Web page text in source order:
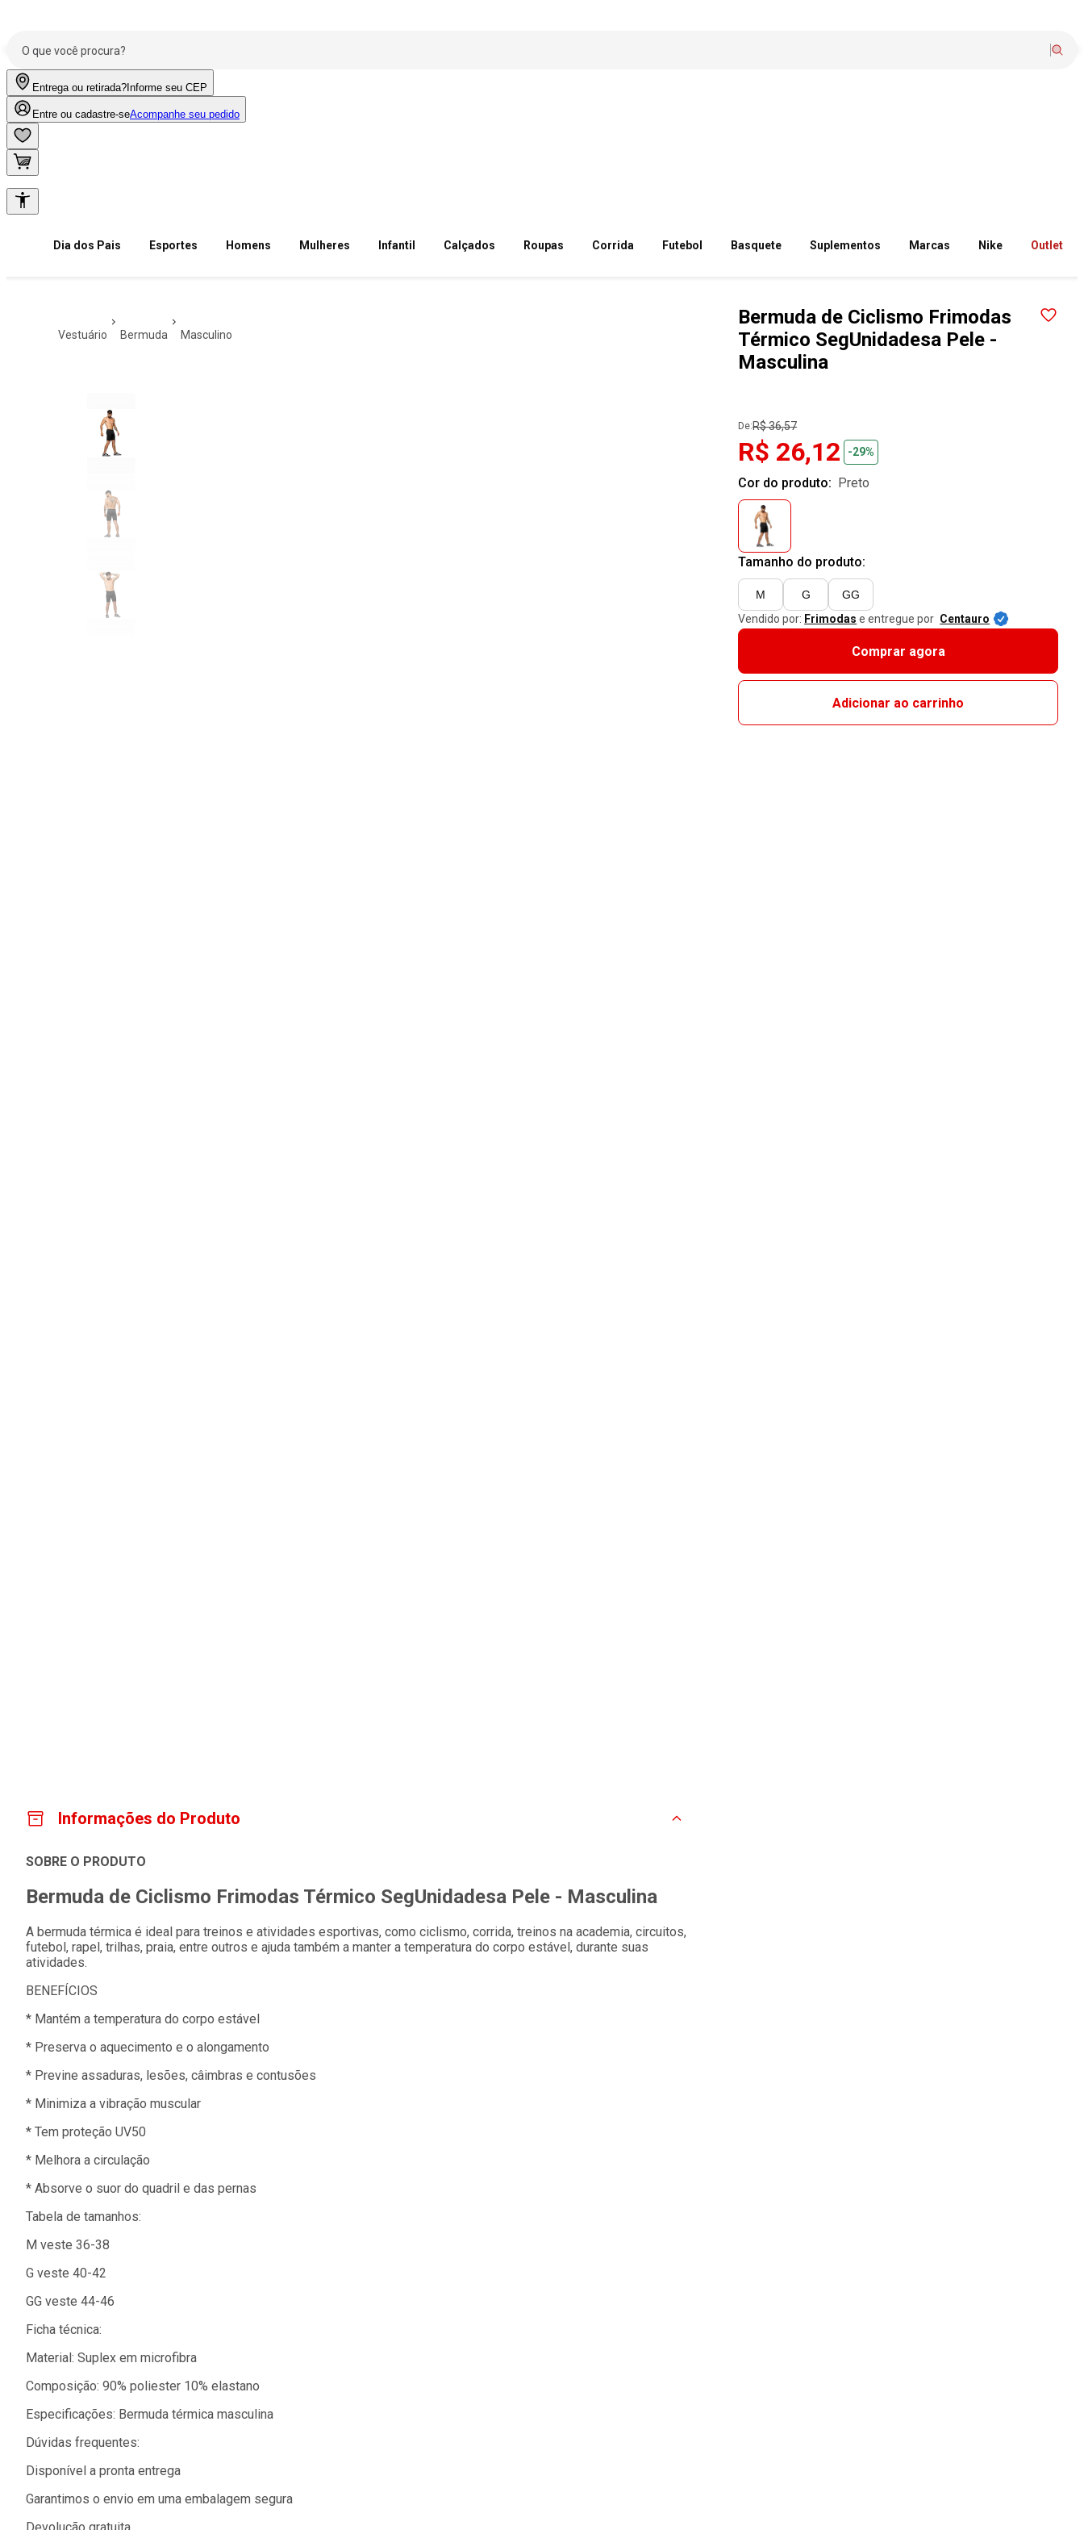
Entrega ou retirada? Informe seu CEP
Entre ou cadastre-seAcompanhe seu pedido
Dia dos Pais Esportes Homens Mulheres Infantil Calçados Roupas Corrida Futebol Basquete Suplementos Marcas Nike Outlet
vestuário bermuda masculino
Bermuda de Ciclismo Frimodas
Térmico SegUnidadesa Pele -
Masculina
De:R$ 36,57
R$ 26,12 -29%
Cor do produto: preto
Tamanho do produto:
M G
GG
Vendido por: Frimodas e entregue por Centauro
Comprar agora
Adicionar ao carrinho
Informações do Produto
SOBRE O PRODUTO
Bermuda de Ciclismo Frimodas Térmico SegUnidadesa Pele - Masculina
A bermuda térmica é ideal para treinos e atividades esportivas, como ciclismo, corrida, treinos na academia, circuitos,
futebol, rapel, trilhas, praia, entre outros e ajuda também a manter a temperatura do corpo estável, durante suas
atividades.
BENEFÍCIOS
* Mantém a temperatura do corpo estável
* Preserva o aquecimento e o alongamento
* Previne assaduras, lesões, câimbras e contusões
* Minimiza a vibração muscular
* Tem proteção UV50
* Melhora a circulação
* Absorve o suor do quadril e das pernas
Tabela de tamanhos:
M veste 36-38
G veste 40-42
GG veste 44-46
Ficha técnica:
Material: Suplex em microfibra
Composição: 90% poliester 10% elastano
Especificações: Bermuda térmica masculina
Dúvidas frequentes:
Disponível a pronta entrega
Garantimos o envio em uma embalagem segura
Devolução gratuita